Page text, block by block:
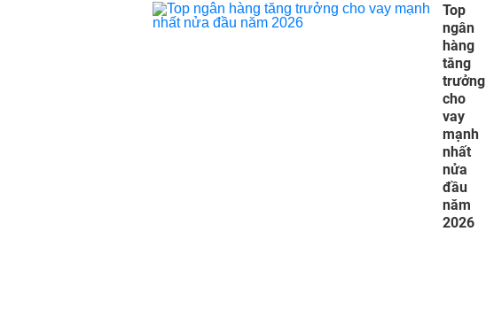
Top
ngân
hàng
tăng
trưởng
cho
vay
mạnh
nhất
nửa
đầu
năm
2026